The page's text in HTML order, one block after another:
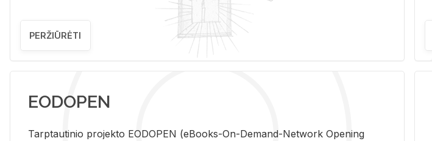
PERŽIŪRĖTI
EODOPEN
Tarp­tau­ti­nio pro­jek­to EO­DO­PEN (eBo­oks-On-De­mand-Ne­twork Ope­ning